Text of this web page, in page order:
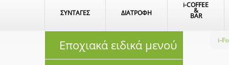
ΣΥΝΤΑΓΕΣ ΔΙΑΤΡΟΦΗ
i-COFFEE
&
BAR
Εποχιακά ειδικά μενού
i-